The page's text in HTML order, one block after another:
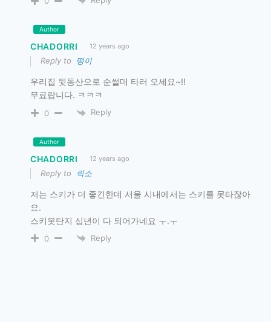
Author
CHADORRI 12 years ago
Reply to 떵이
우리집 뒷동산으로 순썰매 타러 오세요~!!
무료랍니다. ㅋㅋㅋ
0 Reply
Author
CHADORRI 12 years ago
Reply to 릭소
저는 스키가 더 좋긴한데 서울 시내에서는 스키를 못타잖아
요.
스키못탄지 십년이 다 되어가네요 ㅜ.ㅜ
0 Reply